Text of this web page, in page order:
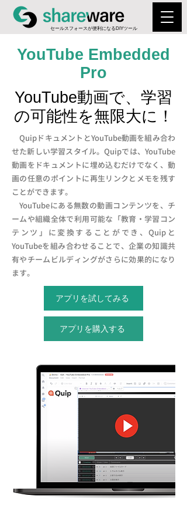
​セールスフォースが便利になるDIYツール
YouTube Embedded
Pro
YouTube動画で、学習
の可能性を無限大に！
QuipドキュメントとYouTube動画を組み合わ
せた新しい学習スタイル。Quipでは、YouTube
動画をドキュメントに埋め込むだけでなく、動
画の任意のポイントに再生リンクとメモを残す
ことができます。
YouTubeにある無数の動画コンテンツを、チ
ームや組織全体で利用可能な「教育・学習コン
テンツ」に変換することができ、Quipと
YouTubeを組み合わせることで、企業の知識共
有やチームビルディングがさらに効果的になり
ます。
アプリを試してみる
アプリを購入する